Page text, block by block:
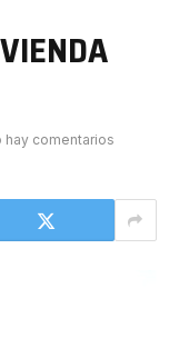
hay comentarios